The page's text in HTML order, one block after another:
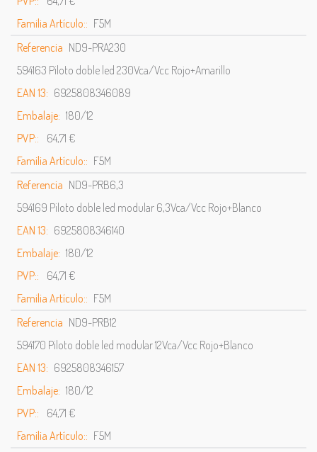
Familia Artículo:: F5M
Referencia ND9-PRA230
594163 Piloto doble led 230Vca/Vcc Rojo+Amarillo
EAN 13: 6925808346089
Embalaje: 180/12
PVP::
64,71 €
Familia Artículo:: F5M
Referencia ND9-PRB6,3
594169 Piloto doble led modular 6,3Vca/Vcc Rojo+Blanco
EAN 13: 6925808346140
Embalaje: 180/12
PVP::
64,71 €
Familia Artículo:: F5M
Referencia ND9-PRB12
594170 Piloto doble led modular 12Vca/Vcc Rojo+Blanco
EAN 13: 6925808346157
Embalaje: 180/12
PVP::
64,71 €
Familia Artículo:: F5M